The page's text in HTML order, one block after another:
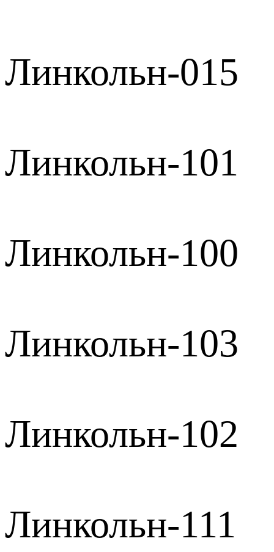
Линкольн-015
Линкольн-101
Линкольн-100
Линкольн-103
Линкольн-102
Линкольн-111